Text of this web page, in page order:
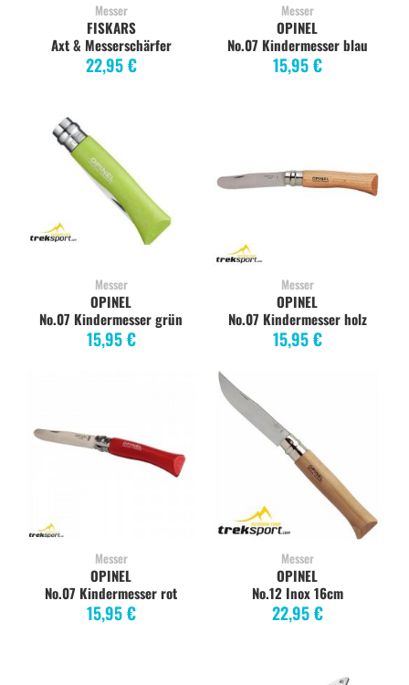
Messer
Axt & Messerschärfer
22,95 €
FISKARS
Messer
No.07 Kindermesser blau
15,95 €
OPINEL
Messer
No.07 Kindermesser grün
15,95 €
OPINEL
Messer
No.07 Kindermesser holz
15,95 €
OPINEL
Messer
No.07 Kindermesser rot
15,95 €
OPINEL
Messer
No.12 Inox 16cm
22,95 €
OPINEL